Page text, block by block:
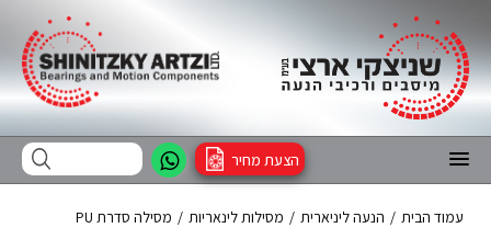
הצעת מחיר
עמוד הבית / הנעה ליניארית / מסילות לינאריות / מסילה סדרת PU